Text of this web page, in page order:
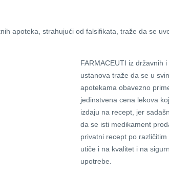
apoteka, strahujući od falsifikata, traže da se
FARMACEUTI iz državnih i
ustanova traže da se u
apotekama obavezno
jedinstvena cena lekova
izdaju na recept, jer
da se isti medikament
privatni recept po različitim
utiče i na kvalitet i na
upotrebe.